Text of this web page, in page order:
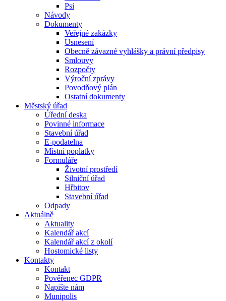
Psi
Návody
Dokumenty
Veřejné zakázky
Usnesení
Obecně závazné vyhlášky a právní předpisy
Smlouvy
Rozpočty
Výroční zprávy
Povodňový plán
Ostatní dokumenty
Městský úřad
Úřední deska
Povinné informace
Stavební úřad
E-podatelna
Místní poplatky
Formuláře
Životní prostředí
Silniční úřad
Hřbitov
Stavební úřad
Odpady
Aktuálně
Aktuality
Kalendář akcí
Kalendář akcí z okolí
Hostomické listy
Kontakty
Kontakt
Pověřenec GDPR
Napište nám
Munipolis